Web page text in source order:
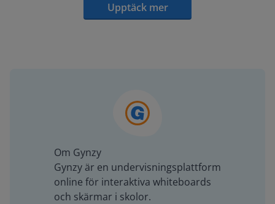
Upptäck mer
Om Gynzy
Gynzy är en undervisningsplattform
online för interaktiva whiteboards
och skärmar i skolor.